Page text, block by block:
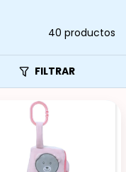
40 productos
FILTRAR